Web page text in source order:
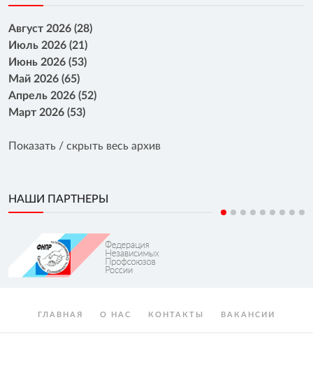
Август 2026 (28)
Июль 2026 (21)
Июнь 2026 (53)
Май 2026 (65)
Апрель 2026 (52)
Март 2026 (53)
Показать / скрыть весь архив
НАШИ ПАРТНЕРЫ
ГЛАВНАЯ О НАС КОНТАКТЫ ВАКАНСИИ